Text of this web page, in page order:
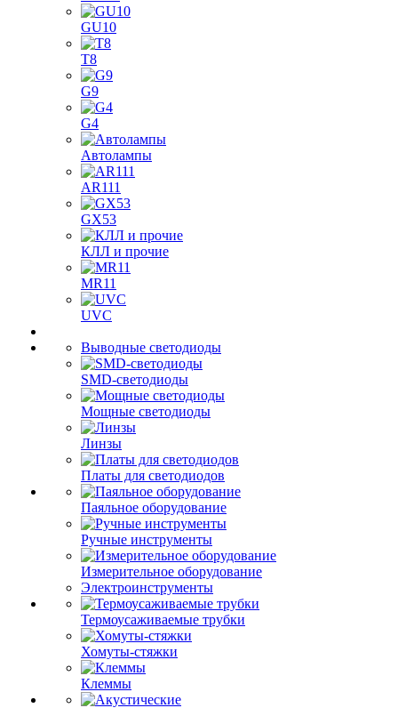
GU10
T8
G9
G4
Автолампы
AR111
GX53
КЛЛ и прочие
MR11
UVC
Выводные светодиоды
SMD-светодиоды
Мощные светодиоды
Линзы
Платы для светодиодов
Паяльное оборудование
Ручные инструменты
Измерительное оборудование
Электроинструменты
Термоусаживаемые трубки
Хомуты-стяжки
Клеммы